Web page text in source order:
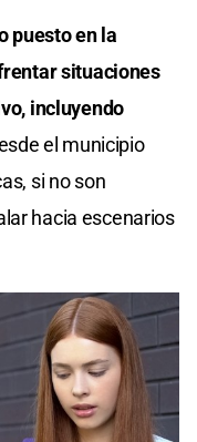
puesto en la
situaciones
incluyendo
el municipio
si no son
hacia escenarios